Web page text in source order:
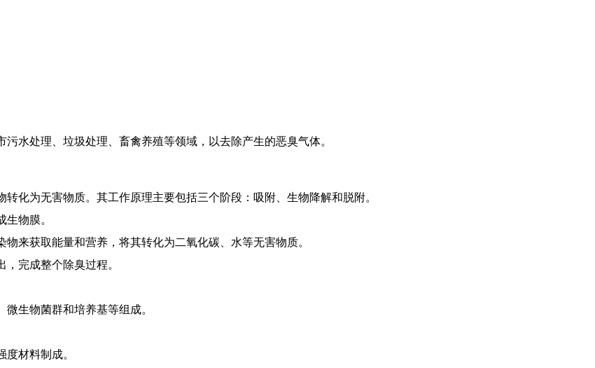
水处理、垃圾处理、畜禽养殖等领域，以去除产生的恶臭气体。
化为无害物质。其工作原理主要包括三个阶段：吸附、生物降解和脱附。
物膜。
来获取能量和营养，将其转化为二氧化碳、水等无害物质。
完成整个除臭过程。
生物菌群和培养基等组成。
材料制成。